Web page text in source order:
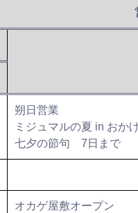
朔日営業
ミジュマルの夏 in お
七夕の節句 7日まで
オカゲ屋敷オープン